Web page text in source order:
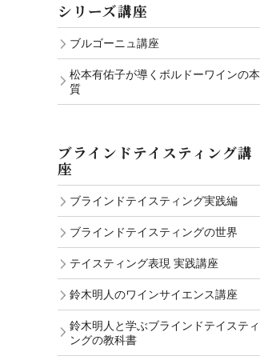
シリーズ講座
ブルゴーニュ講座
松本有佑子が導くボルドーワインの本
質
ブラインドテイスティング講
座
ブラインドテイスティング実践編
ブラインドテイスティングの世界
テイスティング表現 実践講座
鈴木明人のワインサイエンス講座
鈴木明人と学ぶブラインドテイスティ
ングの教科書